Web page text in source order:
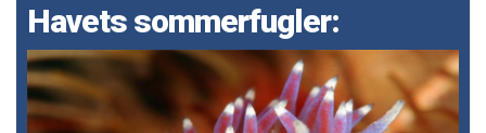
Havets sommerfugler: